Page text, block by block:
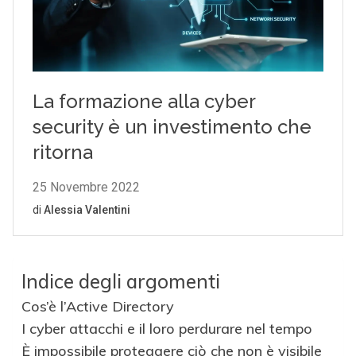
Indice degli argomenti
Cos’è l’Active Directory
I cyber attacchi e il loro perdurare nel tempo
È impossibile proteggere ciò che non è visibile